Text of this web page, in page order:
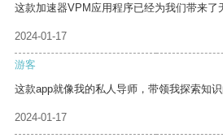
这款加速器VPM应用程序已经为我们带来了
2024-01-17
游客
这款app就像我的私人导师，带领我探索知识
2024-01-17